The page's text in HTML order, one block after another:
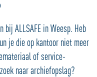
bij ALLSAFE in Weesp. Heb
je die op kantoor niet meer
of service-
naar archiefopslag?